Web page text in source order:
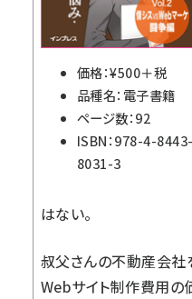
価格：¥500＋税
品種名：電子書籍
ページ数：92
ISBN：978-4-8443-
8031-3
はない。
叔父さんの不動産会
Webサイト制作費用